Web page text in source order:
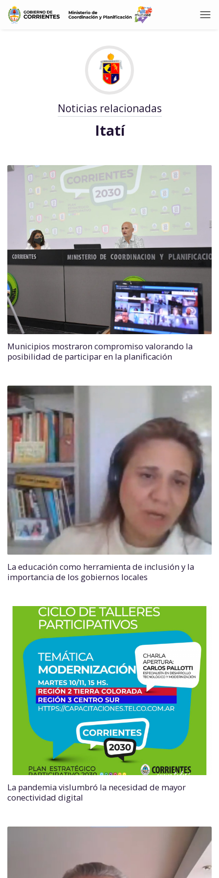
Noticias relacionadas
Itatí
Municipios mostraron compromiso valorando la
posibilidad de participar en la planificación
La educación como herramienta de inclusión y la
importancia de los gobiernos locales
La pandemia vislumbró la necesidad de mayor
conectividad digital